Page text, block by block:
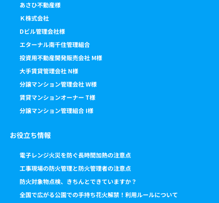
あさひ不動産様
Ｋ株式会社
Dビル管理会社様
エターナル南千住管理組合
投資用不動産開発販売会社 M様
大手賃貸管理会社 N様
分譲マンション管理会社 W様
賃貸マンションオーナー T様
分譲マンション管理組合 I様
お役立ち情報
電子レンジ火災を防ぐ長時間加熱の注意点
工事現場の防火管理と防火管理者の注意点
防火対象物点検、きちんとできていますか？
全国で広がる公園での手持ち花火解禁！利用ルールについて